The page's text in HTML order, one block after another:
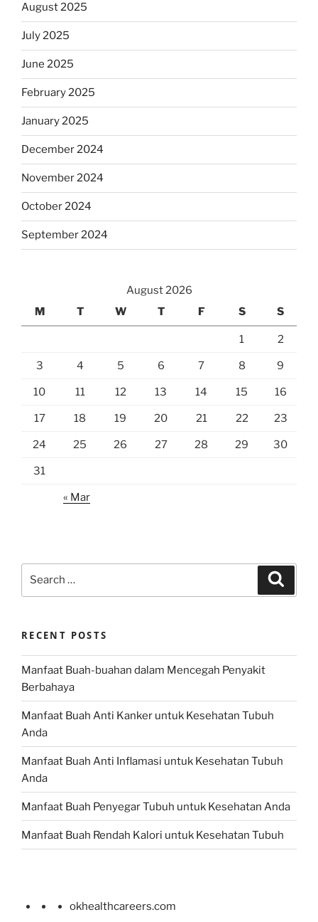
August 2025
July 2025
June 2025
February 2025
January 2025
December 2024
November 2024
October 2024
September 2024
August 2026
M
T W T F S S
1 2
3 4 5 6 7 8 9
10 11 12 13 14 15 16
17 18 19 20 21 22 23
24 25 26 27 28 29 30
31
« Mar
RECENT POSTS
Manfaat Buah-buahan dalam Mencegah Penyakit
Berbahaya
Manfaat Buah Anti Kanker untuk Kesehatan Tubuh
Anda
Manfaat Buah Anti Inflamasi untuk Kesehatan Tubuh
Anda
Manfaat Buah Penyegar Tubuh untuk Kesehatan Anda
Manfaat Buah Rendah Kalori untuk Kesehatan Tubuh
okhealthcareers.com